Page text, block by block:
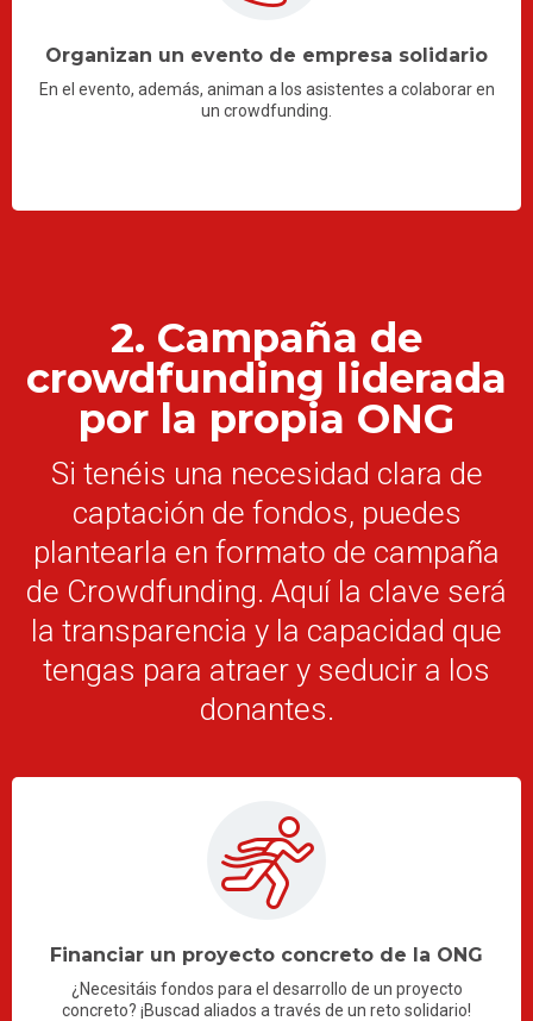
Organizan un evento de empresa solidario
En el evento, además, animan a los asistentes a colaborar en
un crowdfunding.
2. Campaña de
crowdfunding liderada
por la propia ONG
Si tenéis una necesidad clara de
captación de fondos, puedes
plantearla en formato de campaña
de Crowdfunding. Aquí la clave será
la transparencia y la capacidad que
tengas para atraer y seducir a los
donantes.
Financiar un proyecto concreto de la ONG
¿Necesitáis fondos para el desarrollo de un proyecto
concreto? ¡Buscad aliados a través de un reto solidario!